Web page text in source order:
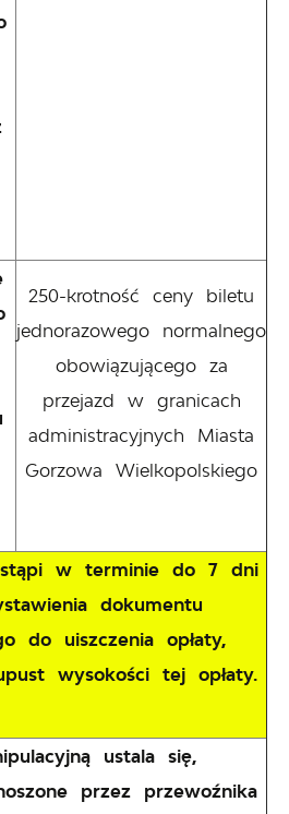
250-krotność ceny biletu
jednorazowego normalnego
obowiązującego za
przejazd w granicach
administracyjnych Miasta
Gorzowa Wielkopolskiego
w terminie do 7 dni
dokumentu
do uiszczenia opłaty,
wysokości tej opłaty.
ustala się,
przez przewoźnika